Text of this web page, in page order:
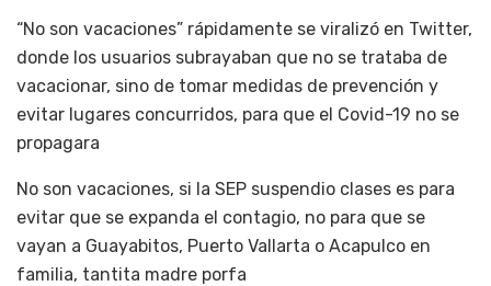
“No son vacaciones” rápidamente se viralizó en Twitter,
donde los usuarios subrayaban que no se trataba de
vacacionar, sino de tomar medidas de prevención y
evitar lugares concurridos, para que el Covid-19 no se
propagara
No son vacaciones, si la SEP suspendio clases es para
evitar que se expanda el contagio, no para que se
vayan a Guayabitos, Puerto Vallarta o Acapulco en
familia, tantita madre porfa